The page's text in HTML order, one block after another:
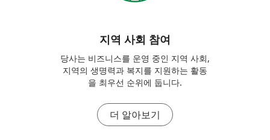
지역 사회 참여
당사는 비즈니스를 운영 중인 지역 사회,
지역의 생명력과 복지를 지원하는 활동
을 최우선 순위에 둡니다.
더 알아보기